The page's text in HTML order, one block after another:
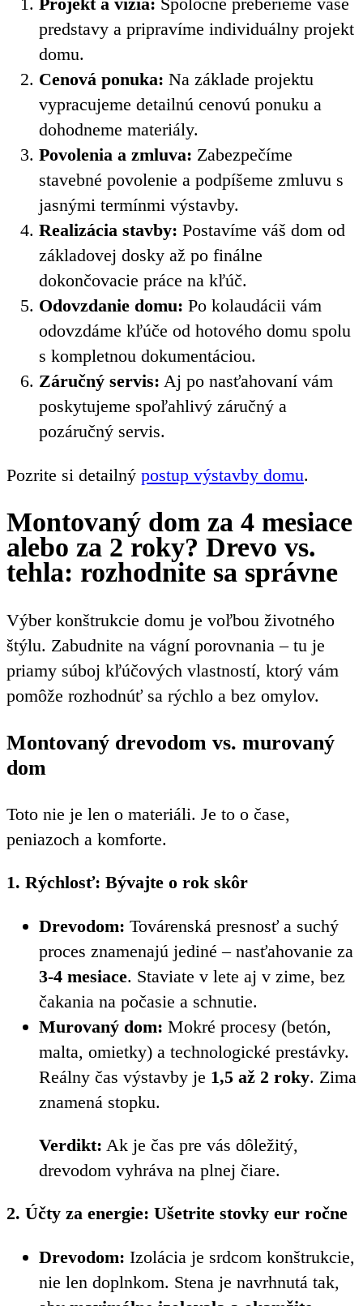
predstavy a pripravíme individuálny projekt
domu.
Cenová ponuka: Na základe projektu
vypracujeme detailnú cenovú ponuku a
dohodneme materiály.
Povolenia a zmluva: Zabezpečíme
stavebné povolenie a podpíšeme zmluvu s
jasnými termínmi výstavby.
Realizácia stavby: Postavíme váš dom od
základovej dosky až po finálne
dokončovacie práce na kľúč.
Odovzdanie domu: Po kolaudácii vám
odovzdáme kľúče od hotového domu spolu
s kompletnou dokumentáciou.
Záručný servis: Aj po nasťahovaní vám
poskytujeme spoľahlivý záručný a
pozáručný servis.
Pozrite si detailný postup výstavby domu.
Montovaný dom za 4 mesiace
alebo za 2 roky? Drevo vs.
tehla: rozhodnite sa správne
Výber konštrukcie domu je voľbou životného
štýlu. Zabudnite na vágní porovnania – tu je
priamy súboj kľúčových vlastností, ktorý vám
pomôže rozhodnúť sa rýchlo a bez omylov.
Montovaný drevodom vs. murovaný
dom
Toto nie je len o materiáli. Je to o čase,
peniazoch a komforte.
1. Rýchlosť: Bývajte o rok skôr
Drevodom: Továrenská presnosť a suchý
proces znamenajú jediné – nasťahovanie za
3-4 mesiace. Staviate v lete aj v zime, bez
čakania na počasie a schnutie.
Murovaný dom: Mokré procesy (betón,
malta, omietky) a technologické prestávky.
Reálny čas výstavby je 1,5 až 2 roky. Zima
znamená stopku.
Verdikt: Ak je čas pre vás dôležitý,
drevodom vyhráva na plnej čiare.
2. Účty za energie: Ušetrite stovky eur ročne
Drevodom: Izolácia je srdcom konštrukcie,
nie len doplnkom. Stena je navrhnutá tak,